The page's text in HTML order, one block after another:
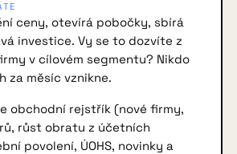
ceny, otevírá pobočky, sbírá
investice. Vy se to dozvíte z
v cílovém segmentu? Nikdo
za měsíc vznikne.
obchodní rejstřík (nové firmy,
růst obratu z účetních
povolení, ÚOHS, novinky a